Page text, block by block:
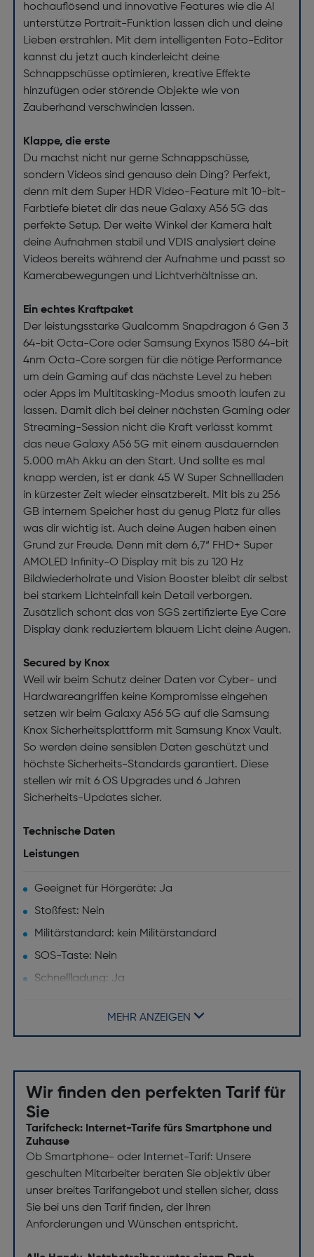
hochauflösend und innovative Features wie die AI
unterstütze Portrait-Funktion lassen dich und deine
Lieben erstrahlen. Mit dem intelligenten Foto-Editor
kannst du jetzt auch kinderleicht deine
Schnappschüsse optimieren, kreative Effekte
hinzufügen oder störende Objekte wie von
Zauberhand verschwinden lassen.
Klappe, die erste
Du machst nicht nur gerne Schnappschüsse,
sondern Videos sind genauso dein Ding? Perfekt,
denn mit dem Super HDR Video-Feature mit 10-bit-
Farbtiefe bietet dir das neue Galaxy A56 5G das
perfekte Setup. Der weite Winkel der Kamera hält
deine Aufnahmen stabil und VDIS analysiert deine
Videos bereits während der Aufnahme und passt so
Kamerabewegungen und Lichtverhältnisse an.
Ein echtes Kraftpaket
Der leistungsstarke Qualcomm Snapdragon 6 Gen 3
64-bit Octa-Core oder Samsung Exynos 1580 64-bit
4nm Octa-Core sorgen für die nötige Performance
um dein Gaming auf das nächste Level zu heben
oder Apps im Multitasking-Modus smooth laufen zu
lassen. Damit dich bei deiner nächsten Gaming oder
Streaming-Session nicht die Kraft verlässt kommt
das neue Galaxy A56 5G mit einem ausdauernden
5.000 mAh Akku an den Start. Und sollte es mal
knapp werden, ist er dank 45 W Super Schnellladen
in kürzester Zeit wieder einsatzbereit. Mit bis zu 256
GB internem Speicher hast du genug Platz für alles
was dir wichtig ist. Auch deine Augen haben einen
Grund zur Freude. Denn mit dem 6,7“ FHD+ Super
AMOLED Infinity-O Display mit bis zu 120 Hz
Bildwiederholrate und Vision Booster bleibt dir selbst
bei starkem Lichteinfall kein Detail verborgen.
Zusätzlich schont das von SGS zertifizierte Eye Care
Display dank reduziertem blauem Licht deine Augen.
Secured by Knox
Weil wir beim Schutz deiner Daten vor Cyber- und
Hardwareangriffen keine Kompromisse eingehen
setzen wir beim Galaxy A56 5G auf die Samsung
Knox Sicherheitsplattform mit Samsung Knox Vault.
So werden deine sensiblen Daten geschützt und
höchste Sicherheits-Standards garantiert. Diese
stellen wir mit 6 OS Upgrades und 6 Jahren
Sicherheits-Updates sicher.
Technische Daten
Leistungen
Geeignet für Hörgeräte: Ja
Stoßfest: Nein
Militärstandard: kein Militärstandard
SOS-Taste: Nein
Schnellladung: Ja
Push-to-talk-Funktion: Nein
Fingerabdruckscanner: Ja
Design
Produktfarbe: Awesome Graphite
Gehäusematerial: gebürstetes Aluminium
Formfaktor: Balken
Internationale Schutzart (IP-Code): IP67
MEHR ANZEIGEN
Wir finden den perfekten Tarif für
Sie
Tarifcheck: Internet-Tarife fürs Smartphone und
Zuhause
Ob Smartphone- oder Internet-Tarif: Unsere
geschulten Mitarbeiter beraten Sie objektiv über
unser breites Tarifangebot und stellen sicher, dass
Sie bei uns den Tarif finden, der Ihren
Anforderungen und Wünschen entspricht.